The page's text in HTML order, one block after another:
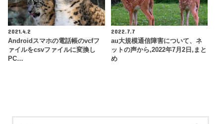
2021.4.2
Androidスマホの電話帳のvcfフ
ァイルをcsvファイルに変換し
PC…
2022.7.7
au大規模通信障害について、ネ
ットの声から,2022年7月2日,まと
め